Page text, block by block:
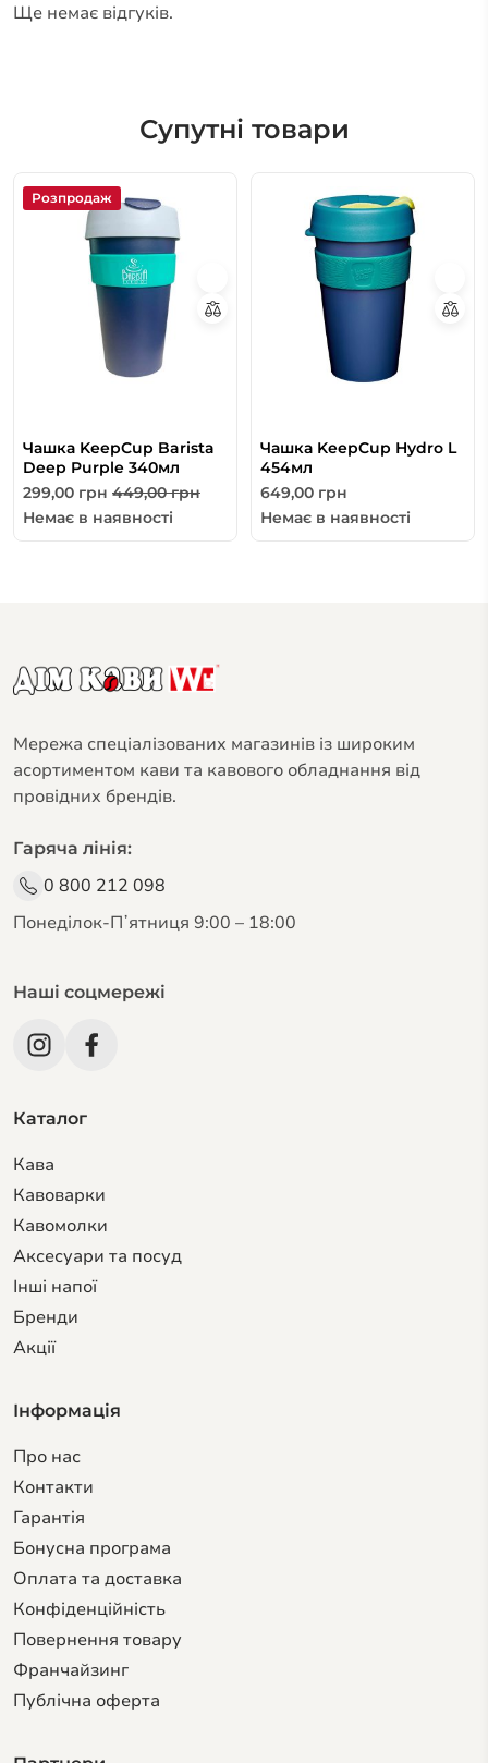
Ще немає відгуків.
Супутні товари
Розпродаж
Чашка KeepCup Barista
Deep Purple 340мл
299,00 грн 449,00грн
Немає в наявності
Чашка KeepCup Hydro L
454мл
649,00 грн
Немає в наявності
Мережа спеціалізованих магазинів із широким
асортиментом кави та кавового обладнання від
провідних брендів.
Гаряча лінія:
0 800 212 098
Понеділок-Пʼятниця 9:00 – 18:00
Наші соцмережі
Каталог
Кава
Кавоварки
Кавомолки
Аксесуари та посуд
Інші напої
Бренди
Акції
Інформація
Про нас
Контакти
Гарантiя
Бонусна програма
Оплата та доставка
Конфіденційність
Повернення товару
Франчайзинг
Публічна оферта